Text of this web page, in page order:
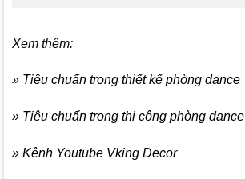
Xem thêm:
» Tiêu chuẩn trong thiết kế phòng dance
» Tiêu chuẩn trong thi công phòng dance
» Kênh Youtube Vking Decor